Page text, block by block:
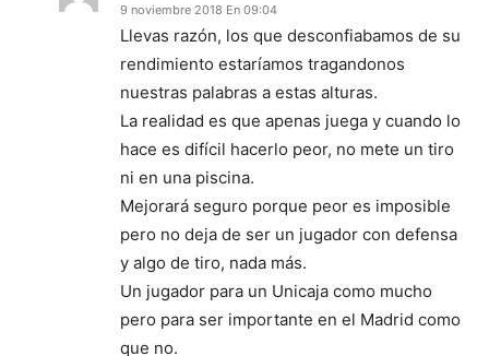
9 noviembre 2018 En 09:04
Llevas razón, los que desconfiabamos de su
rendimiento estaríamos tragandonos
nuestras palabras a estas alturas.
La realidad es que apenas juega y cuando lo
hace es difícil hacerlo peor, no mete un tiro
ni en una piscina.
Mejorará seguro porque peor es imposible
pero no deja de ser un jugador con defensa
y algo de tiro, nada más.
Un jugador para un Unicaja como mucho
pero para ser importante en el Madrid como
que no.